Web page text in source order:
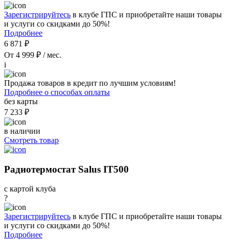
Зарегистрируйтесь в клубе ГПС и приобретайте наши товары
и услуги со скидками до 50%!
Подробнее
6 871 ₽
От 4 999 ₽ / мес.
i
Продажа товаров в кредит по лучшим условиям!
Подробнее о способах оплаты
без карты
7 233 ₽
в наличии
Смотреть товар
Радиотермостат Salus IT500
с картой клуба
?
Зарегистрируйтесь в клубе ГПС и приобретайте наши товары
и услуги со скидками до 50%!
Подробнее